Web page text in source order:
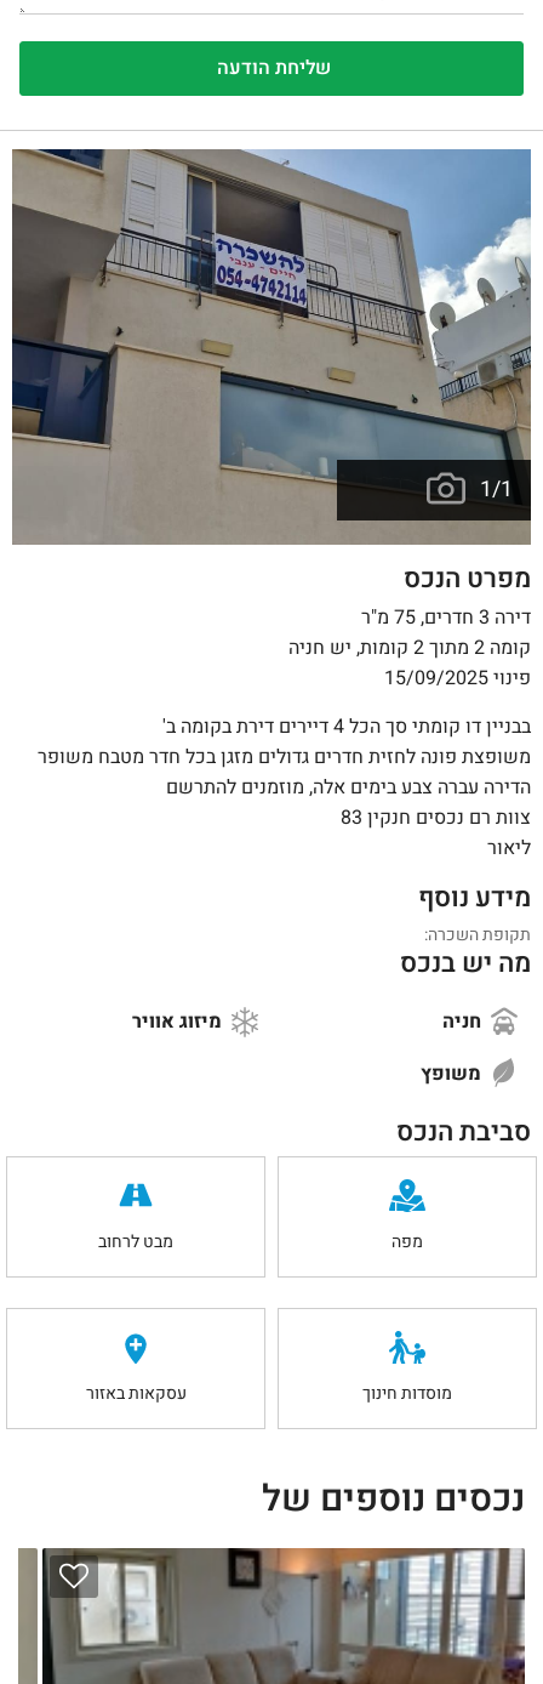
1/1
מפרט הנכס
דירה 3 חדרים, 75 מ"ר
קומה 2 מתוך 2 קומות, יש חניה
פינוי 15/09/2025
בבניין דו קומתי סך הכל 4 דיירים דירת בקומה ב'
משופצת פונה לחזית חדרים גדולים מזגן בכל חדר מטבח משופר
הדירה עברה צבע בימים אלה, מוזמנים להתרשם
צוות רם נכסים חנקין 83
ליאור
מידע נוסף
תקופת השכרה:
מה יש בנכס
חניה
מיזוג אוויר
משופץ
סביבת הנכס
מפה מבט לרחוב
מוסדות חינוך עסקאות באזור
נכסים נוספים של